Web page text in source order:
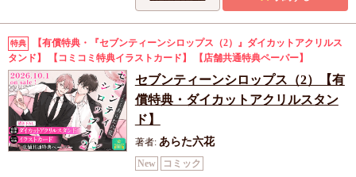
特典
【有償特典・『セブンティーンシロップス（2）』ダイカットアクリルス
タンド】
【コミコミ特典イラストカード】 【店舗共通特典ペーパー】
セブンティーンシロップス（2）【有
償特典・ダイカットアクリルスタン
ド】
著者: あらた六花
New
コミック